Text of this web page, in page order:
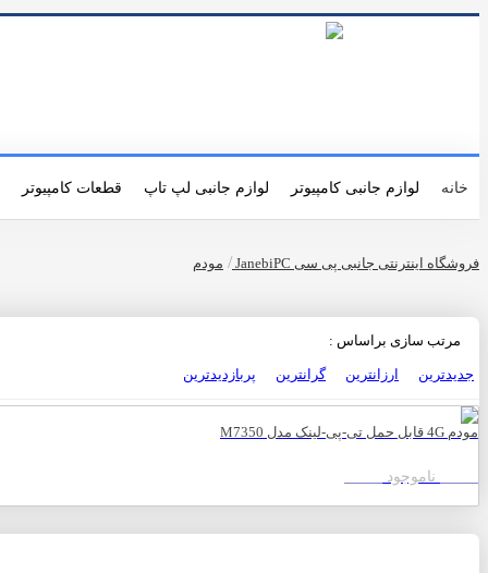
خانه لوازم جانبی کامپیوتر لوازم جانبی لپ تاپ قطعات کامپیوتر
فروشگاه اینترنتی جانبی پی سی JanebiPC / مودم
مرتب سازی براساس :
جدیدترین ارزانترین گرانترین پربازدیدترین
مودم 4G قابل حمل تی-پی-لینک مدل M7350
_____ ناموجود _____